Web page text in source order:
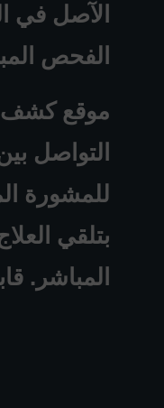
الآصل في
الفحص
موقع كشف
التواصل
للمشورة
بتلقي
المباشر.